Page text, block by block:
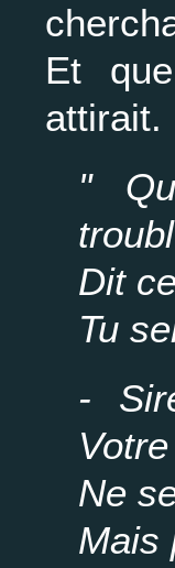
Et
attirait.
"
Dit
Tu
-
Ne
Mais